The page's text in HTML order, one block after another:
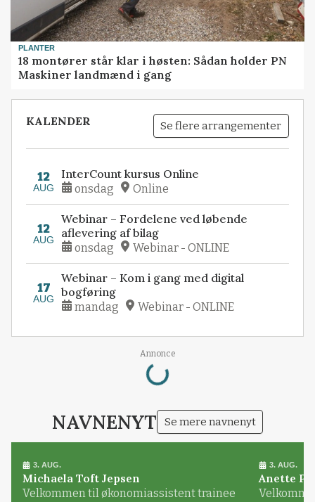
PLANTER
18 montører står klar i høsten: Sådan holder PN
Maskiner landmænd i gang
KALENDER Se flere arrangementer
12
AUG
InterCount kursus Online
onsdag Online
12
AUG
Webinar – Fordelene ved løbende
aflevering af bilag
onsdag Webinar - ONLINE
17
AUG
Webinar – Kom i gang med digital
bogføring
mandag Webinar - ONLINE
Annonce
Loading...
NAVNENYT Se mere navnenyt
3. AUG.
Michaela Toft Jepsen
Velkommen til økonomiassistent trainee
3. AUG.
Anette